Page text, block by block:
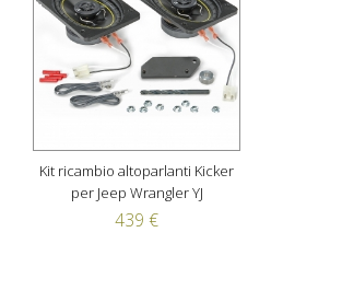
Kit ricambio altoparlanti Kicker
per Jeep Wrangler YJ
439 €